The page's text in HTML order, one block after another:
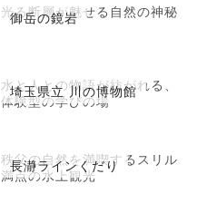
御岳の鏡岩
光る断層が魅せる自然の神秘
埼玉県立 川の博物館
水と人との物語が紡がれる、
体験型の学びの場
長瀞ラインくだり
秩父の自然を満喫するスリル
満点の水上観光